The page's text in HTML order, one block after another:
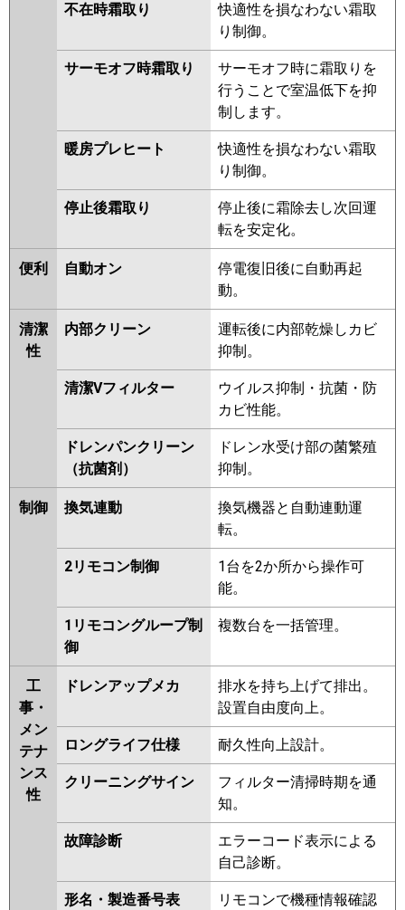
不在時霜取り
快適性を損なわない霜取
り制御。
サーモオフ時霜取り
サーモオフ時に霜取りを
行うことで室温低下を抑
制します。
暖房プレヒート
快適性を損なわない霜取
り制御。
停止後霜取り
停止後に霜除去し次回運
転を安定化。
便利 自動オン
停電復旧後に自動再起
動。
清潔
性
内部クリーン
運転後に内部乾燥しカビ
抑制。
清潔Vフィルター
ウイルス抑制・抗菌・防
カビ性能。
ドレンパンクリーン
（抗菌剤）
ドレン水受け部の菌繁殖
抑制。
制御 換気連動
換気機器と自動連動運
転。
2リモコン制御
1台を2か所から操作可
能。
1リモコングループ制
御
複数台を一括管理。
工
事・
メン
テナ
ンス
性
ドレンアップメカ
排水を持ち上げて排出。
設置自由度向上。
ロングライフ仕様 耐久性向上設計。
クリーニングサイン
フィルター清掃時期を通
知。
故障診断
エラーコード表示による
自己診断。
形名・製造番号表
リモコンで機種情報確認